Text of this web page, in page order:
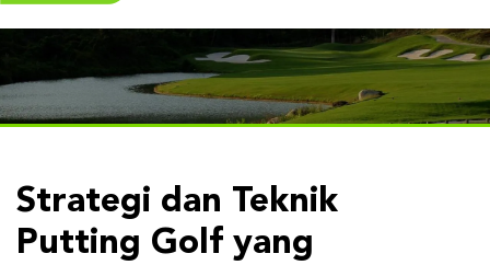
Strategi dan Teknik
Putting Golf yang